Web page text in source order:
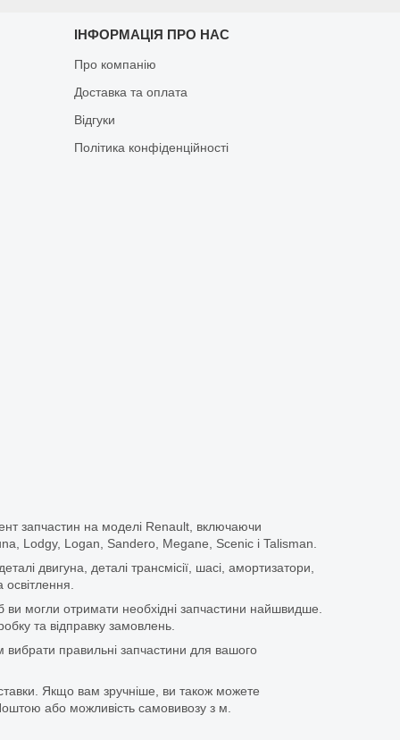
ІНФОРМАЦІЯ ПРО НАС
Про компанію
Доставка та оплата
Відгуки
Політика конфіденційності
запчастин на моделі Renault, включаючи
Lodgy, Logan, Sandero, Megane, Scenic і Talisman.
двигуна, деталі трансмісії, шасі, амортизатори,
ви могли отримати необхідні запчастини найшвидше.
та відправку замовлень.
правильні запчастини для вашого
Якщо вам зручніше, ви також можете
або можливість самовивозу з м.